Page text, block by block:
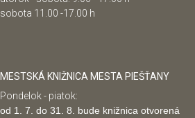
sobota 11.00 -17.00 h
MESTSKÁ KNIŽNICA MESTA PIEŠŤANY
Pondelok - piatok:
od 1. 7. do 31. 8. bude knižnica otvorená